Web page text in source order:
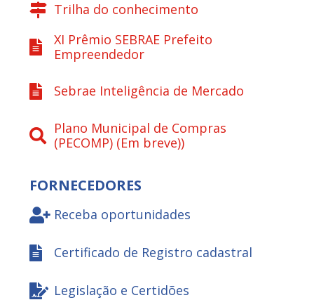
Trilha do conhecimento
XI Prêmio SEBRAE Prefeito
Empreendedor
Sebrae Inteligência de Mercado
Plano Municipal de Compras
(PECOMP) (Em breve))
FORNECEDORES
Receba oportunidades
Certificado de Registro cadastral
Legislação e Certidões